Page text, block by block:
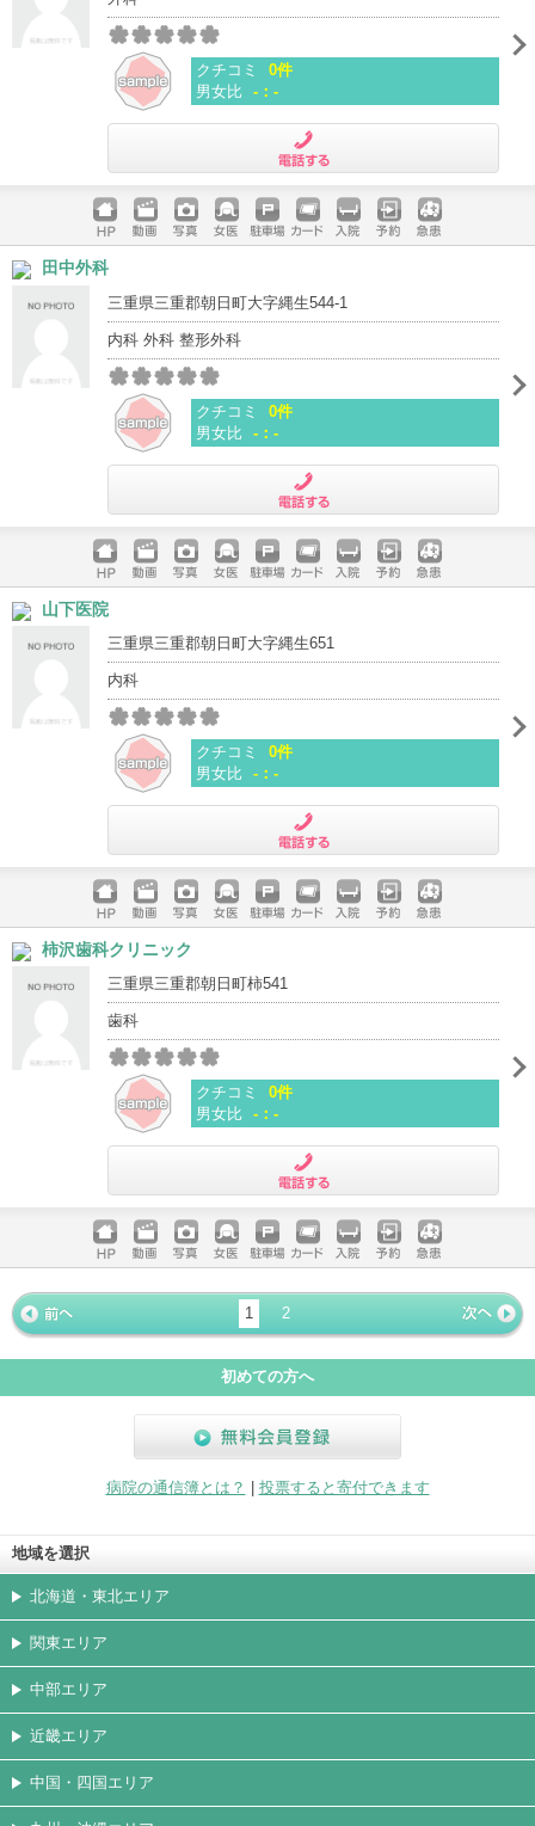
クチコミ
0件
男女比 -：-
ホームペ
ージ
動画 写真 女医 駐車場
クレジッ
入院 予約 急患
田中外科
三重県三重郡朝日町大字縄生544-1
内科 外科 整形外科
クチコミ
0件
男女比 -：-
ホームペ
ージ
動画 写真 女医 駐車場
クレジッ
入院 予約 急患
山下医院
三重県三重郡朝日町大字縄生651
内科
クチコミ
0件
男女比 -：-
ホームペ
ージ
動画 写真 女医 駐車場
クレジッ
入院 予約 急患
柿沢歯科クリニック
三重県三重郡朝日町柿541
歯科
クチコミ
0件
男女比 -：-
ホームペ
ージ
動画 写真 女医 駐車場
クレジッ
トカード
入院 予約 急患
« 前ペー
ジ
1
2
次ページ
»
初めての方へ
病院の通信簿とは？
投票すると寄付できます
地域を選択
北海道・東北エリア
関東エリア
中部エリア
近畿エリア
中国・四国エリア